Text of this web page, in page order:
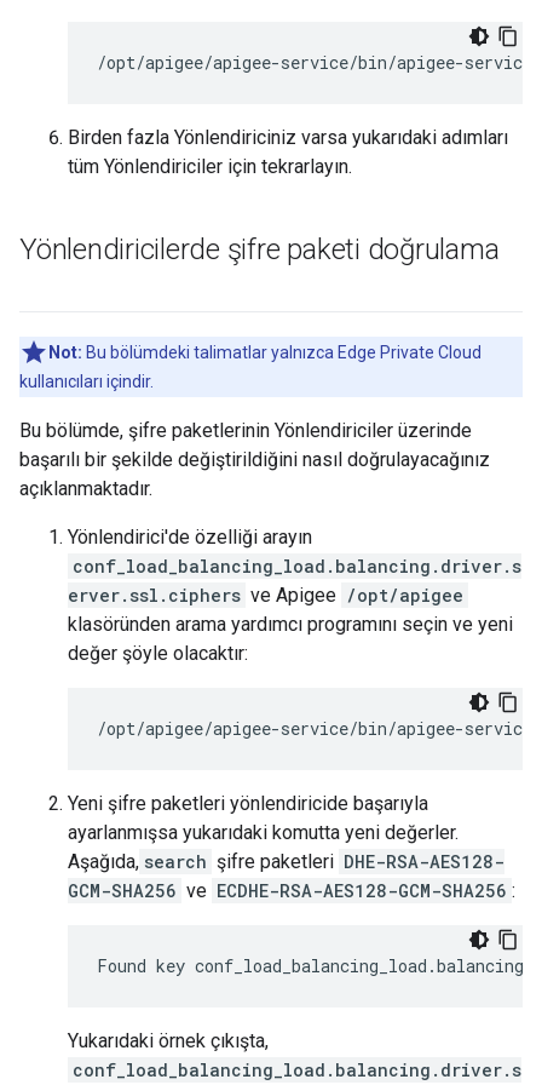
/opt/apigee/apigee-service/bin/apigee-
Birden fazla Yönlendiriciniz varsa yukarıdaki adımları
tüm Yönlendiriciler için tekrarlayın.
Yönlendiricilerde şifre paketi doğrulama
Not: Bu bölümdeki talimatlar yalnızca Edge Private Cloud
kullanıcıları içindir.
Bu bölümde, şifre paketlerinin Yönlendiriciler üzerinde
başarılı bir şekilde değiştirildiğini nasıl doğrulayacağınız
açıklanmaktadır.
Yönlendirici'de özelliği arayın
conf_load_balancing_load.balancing.driver.s
erver.ssl.ciphers ve Apigee /opt/apigee
klasöründen arama yardımcı programını seçin ve yeni
değer şöyle olacaktır:
/opt/apigee/apigee-service/bin/apigee-service
Yeni şifre paketleri yönlendiricide başarıyla
ayarlanmışsa yukarıdaki komutta yeni değerler.
Aşağıda, search şifre paketleri DHE-RSA-AES128-
GCM-SHA256 ve ECDHE-RSA-AES128-GCM-SHA256 :
Found key conf_load_balancing_load .balancing
Yukarıdaki örnek çıkışta,
conf_load_balancing_load.balancing.driver.s